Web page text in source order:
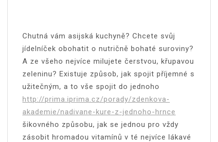
Chutná vám asijská kuchyně? Chcete svůj
jídelníček obohatit o nutričně bohaté suroviny?
A ze všeho nejvíce milujete čerstvou, křupavou
zeleninu? Existuje způsob, jak spojit příjemné s
užitečným, a to vše spojit do jednoho
http://prima.iprima.cz/porady/zdenkova-
akademie/nadivane-kure-z-jednoho-hrnce
šikovného způsobu, jak se jednou pro vždy
zásobit hromadou vitamínů v té nejvíce lákavé